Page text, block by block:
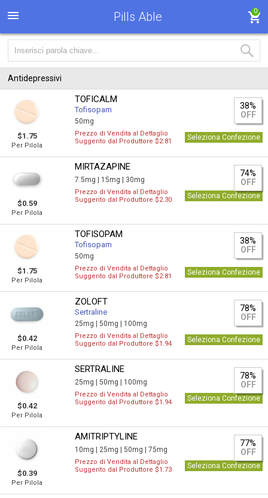
Pills Able 0
Antidepressivi
$1.75
Per Pilola
TOFICALM
Tofisopam
50mg
38%
OFF
Prezzo di Vendita al Dettaglio
Suggerito dal Produttore $2.81
Seleziona Confezione
$0.59
Per Pilola
MIRTAZAPINE
7.5mg | 15mg | 30mg
74%
OFF
Prezzo di Vendita al Dettaglio
Suggerito dal Produttore $2.30
Seleziona Confezione
$1.75
Per Pilola
TOFISOPAM
Tofisopam
50mg
38%
OFF
Prezzo di Vendita al Dettaglio
Suggerito dal Produttore $2.81
Seleziona Confezione
$0.42
Per Pilola
ZOLOFT
Sertraline
25mg |50mg | 100mg
78%
OFF
Prezzo di Vendita al Dettaglio
Suggerito dal Produttore $1.94
Seleziona Confezione
$0.42
Per Pilola
SERTRALINE
25mg |50mg | 100mg
78%
OFF
Prezzo di Vendita al Dettaglio
Suggerito dal Produttore $1.94
Seleziona Confezione
$0.39
Per Pilola
AMITRIPTYLINE
10mg | 25mg |50mg |75mg
77%
OFF
Prezzo di Vendita al Dettaglio
Suggerito dal Produttore $1.73
Seleziona Confezione